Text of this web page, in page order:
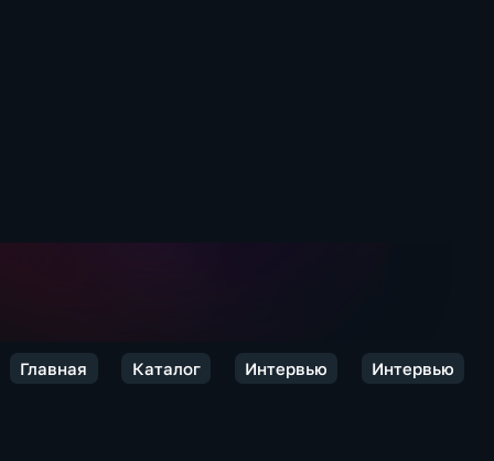
Главная Каталог Интервью Интервью